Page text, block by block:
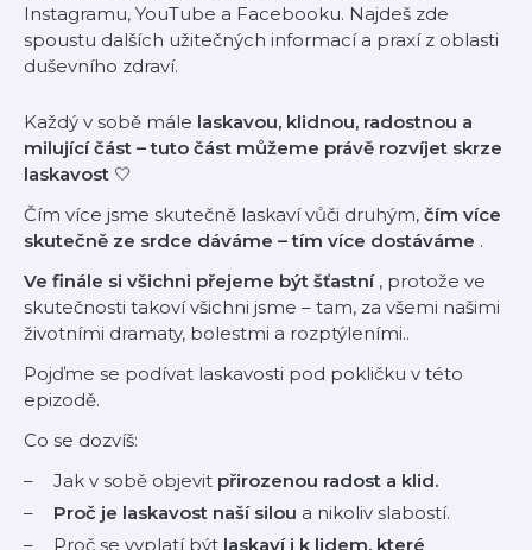
Instagramu, YouTube a Facebooku. Najdeš zde
spoustu dalších užitečných informací a praxí z oblasti
duševního zdraví.
Každý v sobě mále laskavou, klidnou, radostnou a
milující část – tuto část můžeme právě rozvíjet skrze
laskavost 🤍
Čím více jsme skutečně laskaví vůči druhým, čím více
skutečně ze srdce dáváme – tím více dostáváme .
Ve finále si všichni přejeme být šťastní , protože ve
skutečnosti takoví všichni jsme – tam, za všemi našimi
životními dramaty, bolestmi a rozptýleními..
Pojďme se podívat laskavosti pod pokličku v této
epizodě.
Co se dozvíš:
Jak v sobě objevit přirozenou radost a klid.
Proč je laskavost naší silou a nikoliv slabostí.
Proč se vyplatí být laskaví i k lidem, které